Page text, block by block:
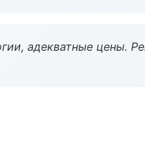
адекватные цены.